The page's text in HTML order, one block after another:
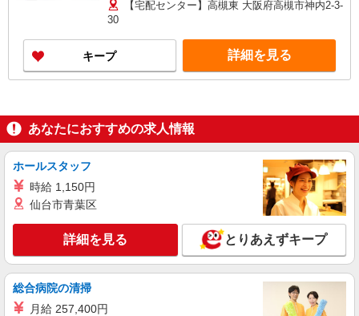
お気軽にお問い合わせください！ ※収入補償／月
マなし！ ※研修期間／15日間／2000円／日 収入
保障期間：12か月
【宅配センター】高槻東 大阪府高槻市神内2-3-
30
キープ 詳細を見る
あなたにおすすめの求人情報
ホールスタッフ
時給 1,150円
仙台市青葉区
詳細を見る とりあえずキープ
総合病院の清掃
月給 257,400円